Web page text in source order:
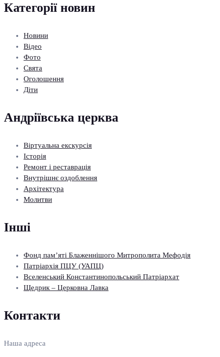
Категорії новин
Новини
Відео
Фото
Свята
Оголошення
Діти
Андріївська церква
Віртуальна екскурсія
Історія
Ремонт і реставрація
Внутрішнє оздоблення
Архітектура
Молитви
Інші
Фонд пам’яті Блаженнішого Митрополита Мефодія
Патріархія ПЦУ (УАПЦ)
Вселенський Константинопольський Патріархат
Щедрик – Церковна Лавка
Контакти
Наша адреса